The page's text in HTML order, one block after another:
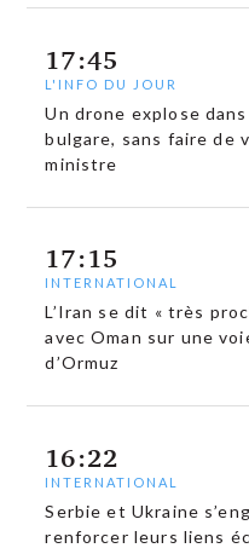
17:45
L'INFO DU JOUR
Un drone explose dans
bulgare, sans faire de
ministre
17:15
INTERNATIONAL
L’Iran se dit « très
avec Oman sur une
d’Ormuz
16:22
INTERNATIONAL
Serbie et Ukraine
renforcer leurs liens